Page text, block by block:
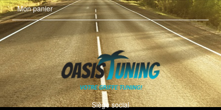
Mon panier
Siège social